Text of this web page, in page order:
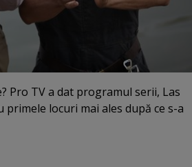
Pro TV a dat programul serii, Las
locuri mai ales după ce s-a